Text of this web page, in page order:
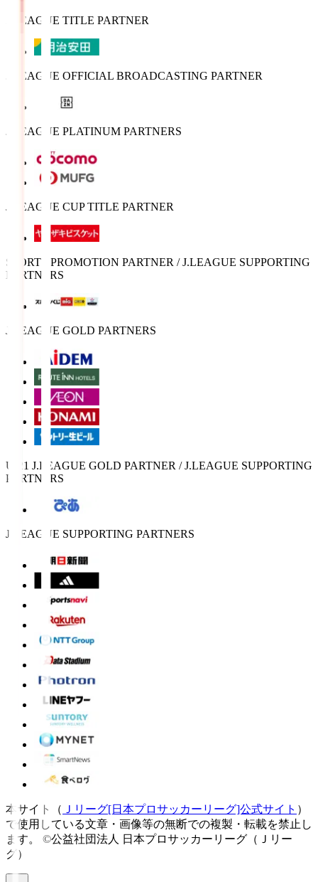
J.LEAGUE TITLE PARTNER
J.LEAGUE OFFICIAL BROADCASTING PARTNER
J.LEAGUE PLATINUM PARTNERS
J.LEAGUE CUP TITLE PARTNER
SPORTS PROMOTION PARTNER / J.LEAGUE SUPPORTING
PARTNERS
J.LEAGUE GOLD PARTNERS
U-21 J.LEAGUE GOLD PARTNER / J.LEAGUE SUPPORTING
PARTNERS
J.LEAGUE SUPPORTING PARTNERS
本サイト（ Ｊリーグ[日本プロサッカーリーグ]公式サイト ）
で使用している文章・画像等の無断での複製・転載を禁止し
ます。
©公益社団法人 日本プロサッカーリーグ（Ｊリー
グ）